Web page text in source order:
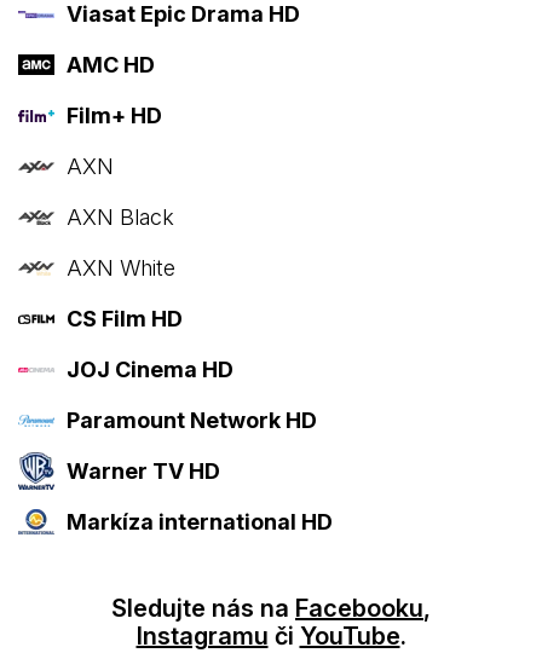
Viasat Epic Drama HD
AMC HD
Film+ HD
AXN
AXN Black
AXN White
CS Film HD
JOJ Cinema HD
Paramount Network HD
Warner TV HD
Markíza international HD
Sledujte nás na Facebooku,
Instagramu či YouTube.